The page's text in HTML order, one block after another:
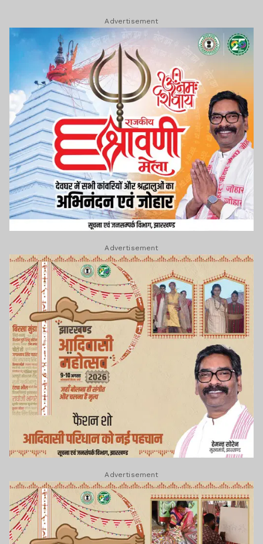
Advertisement
Advertisement
Advertisement